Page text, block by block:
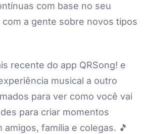
com base no seu
a gente sobre novos tipos
recente do app QRSong! e
musical a outro
para ver como você vai
para criar momentos
família e colegas. 🎵